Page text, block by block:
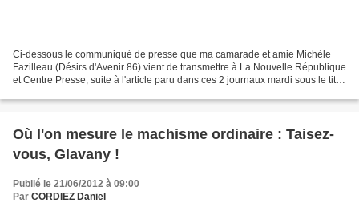
Ci-dessous le communiqué de presse que ma camarade et amie Michèle
Fazilleau (Désirs d'Avenir 86) vient de transmettre à La Nouvelle République
et Centre Presse, suite à l'article paru dans ces 2 journaux mardi sous le titre
Où l'on mesure le machisme ordinaire : Taisez-
vous, Glavany !
Publié le 21/06/2012 à 09:00
Par CORDIEZ Daniel